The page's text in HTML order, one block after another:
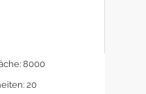
8000
20